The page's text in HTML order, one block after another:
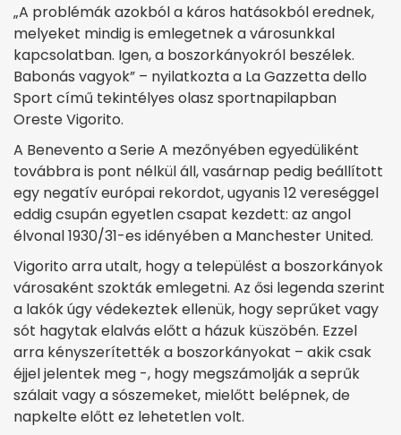
„A problémák azokból a káros hatásokból erednek,
melyeket mindig is emlegetnek a városunkkal
kapcsolatban. Igen, a boszorkányokról beszélek.
Babonás vagyok” – nyilatkozta a La Gazzetta dello
Sport című tekintélyes olasz sportnapilapban
Oreste Vigorito.
A Benevento a Serie A mezőnyében egyedüliként
továbbra is pont nélkül áll, vasárnap pedig beállított
egy negatív európai rekordot, ugyanis 12 vereséggel
eddig csupán egyetlen csapat kezdett: az angol
élvonal 1930/31-es idényében a Manchester United.
Vigorito arra utalt, hogy a települést a boszorkányok
városaként szokták emlegetni. Az ősi legenda szerint
a lakók úgy védekeztek ellenük, hogy seprűket vagy
sót hagytak elalvás előtt a házuk küszöbén. Ezzel
arra kényszerítették a boszorkányokat – akik csak
éjjel jelentek meg -, hogy megszámolják a seprűk
szálait vagy a sószemeket, mielőtt belépnek, de
napkelte előtt ez lehetetlen volt.